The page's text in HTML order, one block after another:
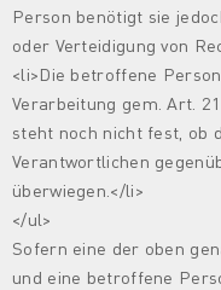
Person benötigt sie
oder Verteidigung von
<li>Die betroffene
Verarbeitung gem. Art.
steht noch nicht fest, ob
Verantwortlichen
überwiegen.</li>
</ul>
Sofern eine der oben
und eine betroffene